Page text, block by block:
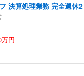
しゃれ パソコンチェア (
オフィスチェア デスク
段階昇降 360度回転 キャス
奥行58.5×高さ84～96cm
24.5inch/280Hz/FHD
ター QD 24.5インチ 1ms
(3年保証 | 輝点保証 | 日本
決算処理業務 完全週休
万円